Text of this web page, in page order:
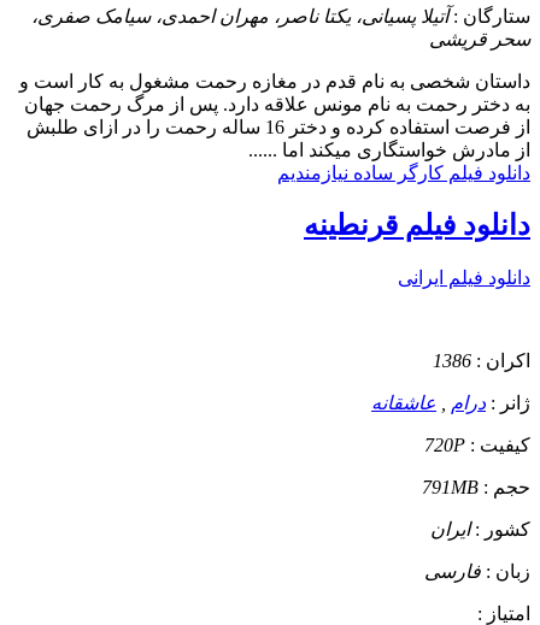
ستارگان :آتیلا پسیانی، یکتا ناصر، مهران احمدی، سیامک صفری،
سحر قریشی
داستان شخصی به نام قدم در مغازه رحمت مشغول به کار است و
به دختر رحمت به نام مونس علاقه دارد. پس از مرگ رحمت جهان
از فرصت استفاده کرده و دختر 16 ساله رحمت را در ازای طلبش
از مادرش خواستگاری میکند اما ......
دانلود فیلم کارگر ساده نیازمندیم
دانلود فیلم قرنطینه
دانلود فیلم ایرانی
اکران : 1386
ژانر : درام عاشقانه
کیفیت : 720P
حجم : 791MB
کشور :ایران
زبان : فارسی
امتیاز :